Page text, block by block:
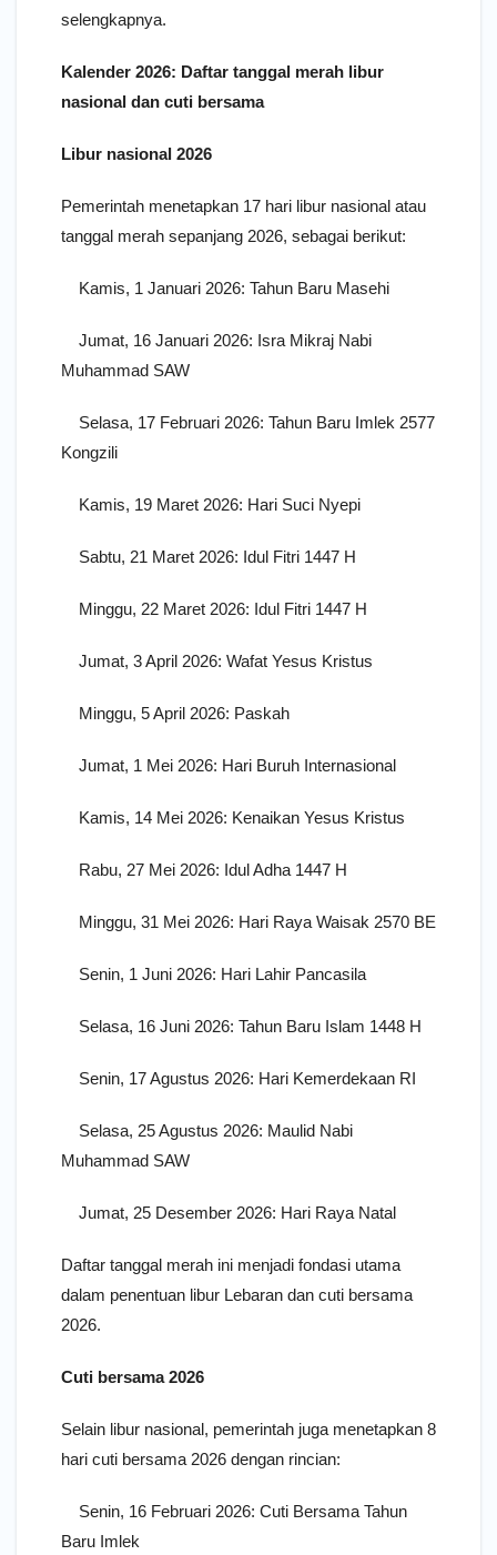
selengkapnya.
Kalender 2026: Daftar tanggal merah libur
nasional dan cuti bersama
Libur nasional 2026
Pemerintah menetapkan 17 hari libur nasional atau
tanggal merah sepanjang 2026, sebagai berikut:
Kamis, 1 Januari 2026: Tahun Baru Masehi
Jumat, 16 Januari 2026: Isra Mikraj Nabi
Muhammad SAW
Selasa, 17 Februari 2026: Tahun Baru Imlek 2577
Kongzili
Kamis, 19 Maret 2026: Hari Suci Nyepi
Sabtu, 21 Maret 2026: Idul Fitri 1447 H
Minggu, 22 Maret 2026: Idul Fitri 1447 H
Jumat, 3 April 2026: Wafat Yesus Kristus
Minggu, 5 April 2026: Paskah
Jumat, 1 Mei 2026: Hari Buruh Internasional
Kamis, 14 Mei 2026: Kenaikan Yesus Kristus
Rabu, 27 Mei 2026: Idul Adha 1447 H
Minggu, 31 Mei 2026: Hari Raya Waisak 2570 BE
Senin, 1 Juni 2026: Hari Lahir Pancasila
Selasa, 16 Juni 2026: Tahun Baru Islam 1448 H
Senin, 17 Agustus 2026: Hari Kemerdekaan RI
Selasa, 25 Agustus 2026: Maulid Nabi
Muhammad SAW
Jumat, 25 Desember 2026: Hari Raya Natal
Daftar tanggal merah ini menjadi fondasi utama
dalam penentuan libur Lebaran dan cuti bersama
2026.
Cuti bersama 2026
Selain libur nasional, pemerintah juga menetapkan 8
hari cuti bersama 2026 dengan rincian:
Senin, 16 Februari 2026: Cuti Bersama Tahun
Baru Imlek